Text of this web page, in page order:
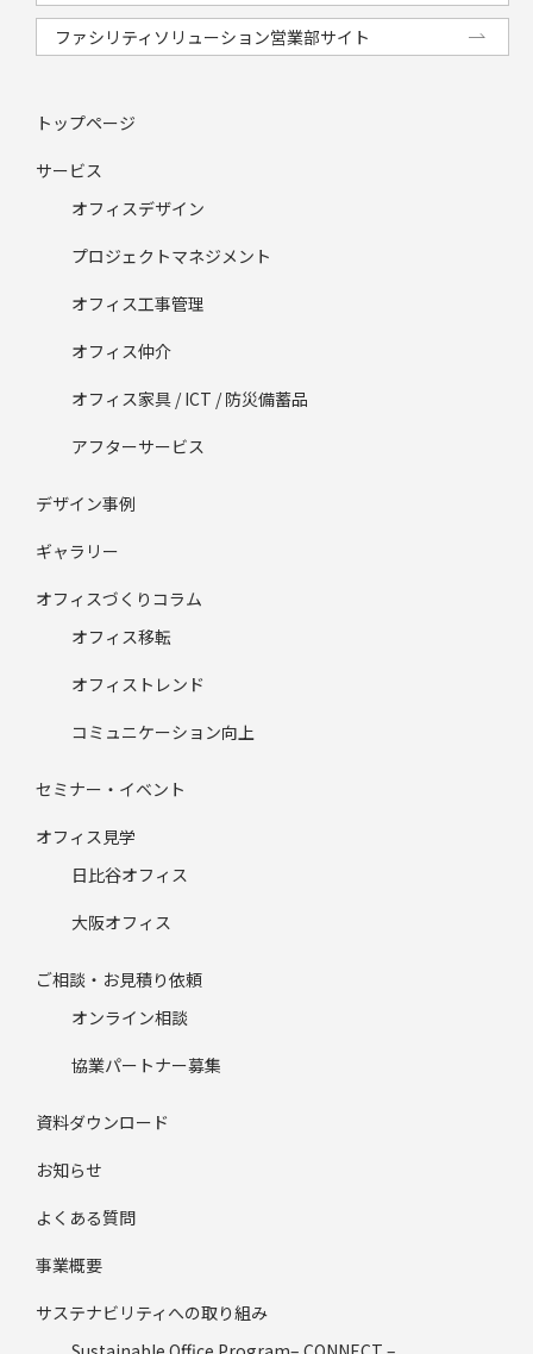
ファシリティソリューション営業部サイト
トップページ
サービス
オフィスデザイン
プロジェクトマネジメント
オフィス工事管理
オフィス仲介
オフィス家具 / ICT / 防災備蓄品
アフターサービス
デザイン事例
ギャラリー
オフィスづくりコラム
オフィス移転
オフィストレンド
コミュニケーション向上
セミナー・イベント
オフィス見学
日比谷オフィス
大阪オフィス
ご相談・お見積り依頼
オンライン相談
協業パートナー募集
資料ダウンロード
お知らせ
よくある質問
事業概要
サステナビリティへの取り組み